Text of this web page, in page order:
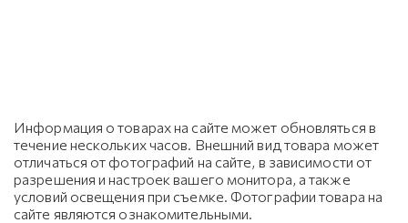
Информация о товарах на сайте может обновляться в
течение нескольких часов. Внешний вид товара может
отличаться от фотографий на сайте, в зависимости от
разрешения и настроек вашего монитора, а также
условий освещения при съемке. Фотографии товара на
сайте являются ознакомительными.